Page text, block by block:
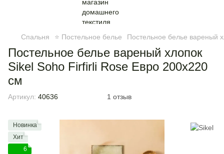
Спальня ⭐ Постельное белье Постельное белье вареный
Постельное белье вареный хлопок
Sikel Soho Firfirli Rose Евро 200х220
см
Артикул: 40636 1 отзыв
Новинка
Хит
6